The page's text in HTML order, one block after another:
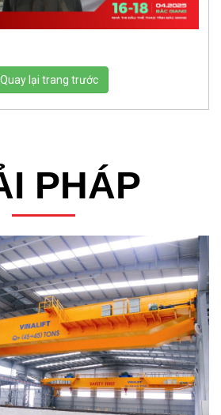
Quay lại trang trước
PHÁP